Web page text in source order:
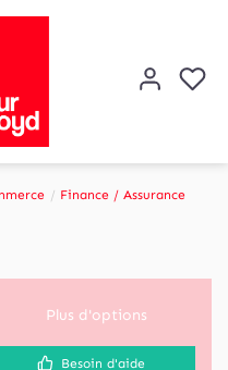
Finance / Assurance
Plus d'options
Besoin d'aide